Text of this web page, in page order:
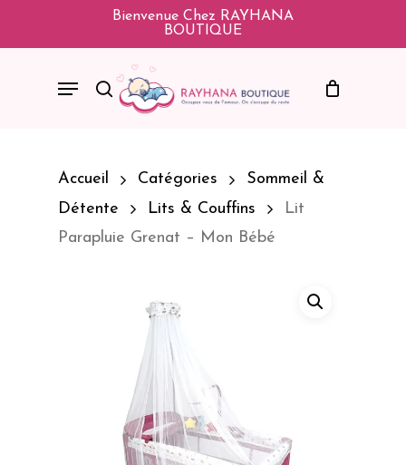
Bienvenue Chez RAYHANA
BOUTIQUE
Search
Menu
Accueil Catégories
Sommeil &
Détente
Lits & Couffins
Lit
Parapluie Grenat – Mon Bébé